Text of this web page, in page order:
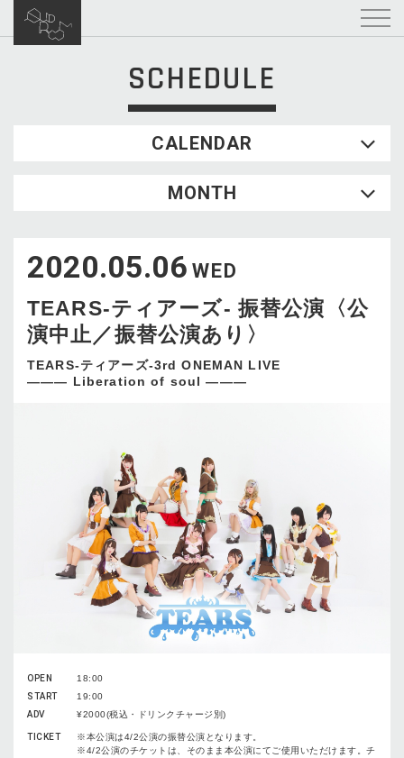
SCHEDULE
CALENDAR
WED
2
3 4 5
16
17 18 19 20 21
22
23
24 25 26 27
30
31
MONTH
2020.05.06 WED
TEARS-ティアーズ- 振替公演〈公
演中止／振替公演あり〉
TEARS-ティアーズ-3rd ONEMAN LIVE
——— Liberation of soul ———
OPEN
18:00
START
19:00
ADV
¥2000(税込・ドリンクチャージ別)
TICKET
※本公演は4/2公演の振替公演となります。
※4/2公演のチケットは、そのまま本公演にてご使用いただけます。チ